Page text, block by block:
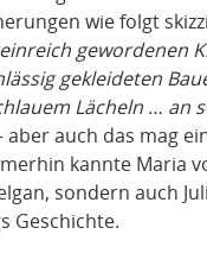
wie folgt
gewordenen
gekleideten
Lächeln … an
aber auch das mag
kannte Maria
sondern auch
Geschichte.